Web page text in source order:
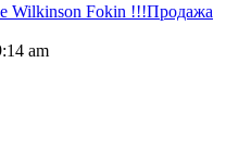
Wilkinson Fokin !!!Продажа
am